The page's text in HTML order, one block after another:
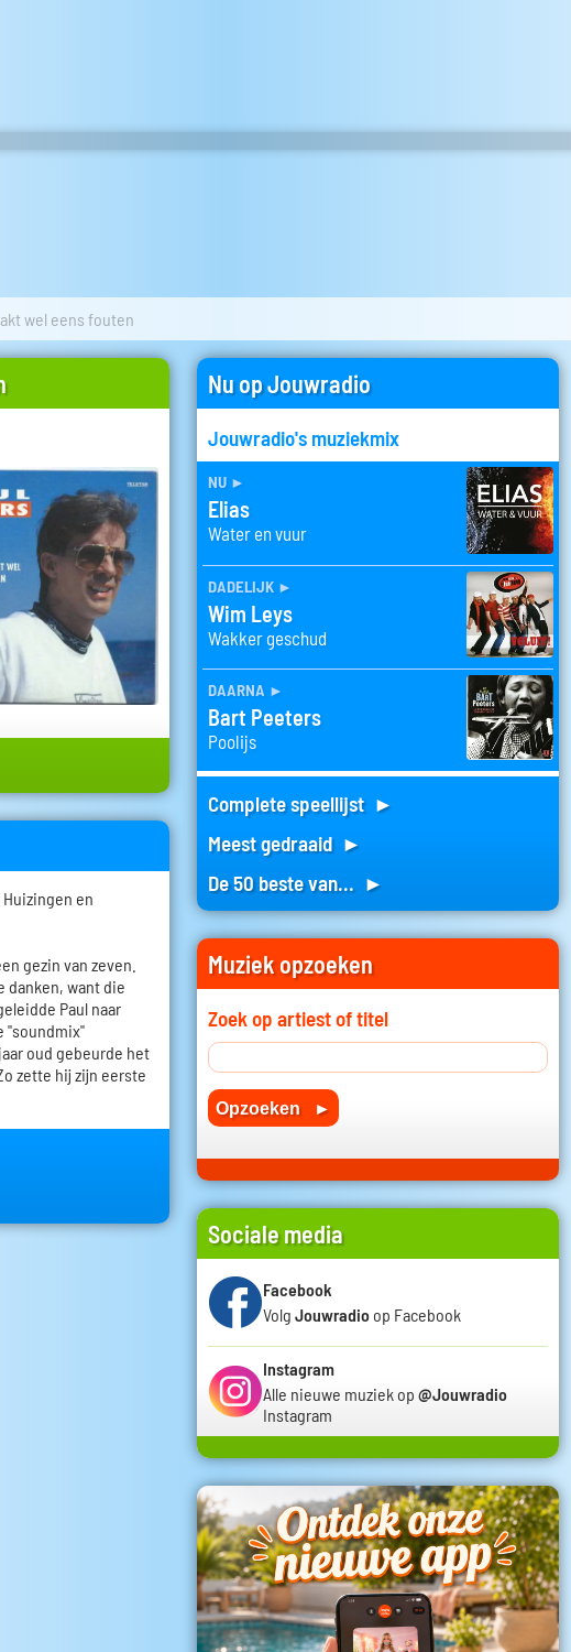
wel eens fouten
en
gezin van zeven.
danken, want die
Paul naar
"soundmix"
oud gebeurde het
zette hij zijn eerste
Nu op Jouwradio
Jouwradio's muziekmix
nu ►
Elias
Water en vuur
dadelijk ►
Wim Leys
Wakker geschud
daarna ►
Bart Peeters
Poolijs
Complete speellijst ►
Meest gedraaid ►
De 50 beste van... ►
Muziek opzoeken
Zoek op artiest of titel
Sociale media
Facebook
Volg Jouwradio op Facebook
Instagram
Alle nieuwe muziek op @Jouwradio
Instagram